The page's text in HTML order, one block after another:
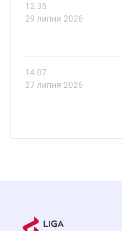
12.35
29 липня 2026
14.07
27 липня 2026